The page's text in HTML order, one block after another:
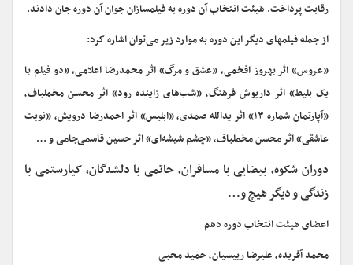
رقابت پرداخت. هیئت انتخاب آن دوره به فیلمسازان جوان آن دوره جان دادند.
از جمله فیلم‎های دیگر این دوره به موارد زیر می‌توان اشاره کرد:
«عروس» اثر بهروز افخمی، «عشق و مرگ» اثر محمدرضا اعلامی، «دو فیلم با
یک بلیط» اثر داریوش فرهنگ، «شب‌های زاینده رود» اثر محسن مخملباف،
«آپارتمان شماره ۱۳» اثر یدالله صمدی، «ابلیس» اثر احمدرضا درویش، «نوبت
عاشقی» اثر محسن مخملباف، «چشم شیشه‌ای» اثر حسین قاسمی‌جامی و …
دوران شکوه، بیضایی با مسافران، حاتمی با دلشدگان، کیارستمی با
زندگی و دیگر هیچ و…
اعضای هیئت انتخاب دوره دهم
محمد آفریده، علیرضا رییسیان، حمید محبی